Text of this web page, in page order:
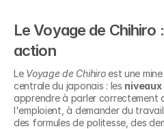
Le Voyage de Chihiro
action
Le Voyage de Chihiro est une
centrale du japonais : les niveaux
apprendre à parler correctement
l'emploient, à demander du
des formules de politesse, des